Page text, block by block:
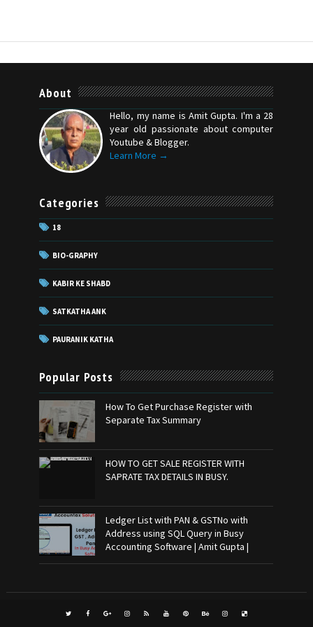
About
Hello, my name is Amit Gupta. I'm a 28
year old passionate about computer
Youtube & Blogger.
Learn More →
Categories
18
BIO-GRAPHY
KABIR KE SHABD
SATKATHA ANK
PAURANIK KATHA
Popular Posts
How To Get Purchase Register with
Separate Tax Summary
HOW TO GET SALE REGISTER WITH
SAPRATE TAX DETAILS IN BUSY.
Ledger List with PAN & GSTNo with
Address using SQL Query in Busy
Accounting Software | Amit Gupta |